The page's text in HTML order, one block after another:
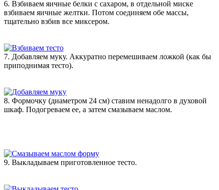
6. Взбиваем яичные белки с сахаром, в отдельной миске
взбиваем яичные желтки. Потом соединяем обе массы,
тщательно взбив все миксером.
7. Добавляем муку. Аккуратно перемешиваем ложкой (как бы
приподнимая тесто).
8. Формочку (диаметром 24 см) ставим ненадолго в духовой
шкаф. Подогреваем ее, а затем смазываем маслом.
9. Выкладываем приготовленное тесто.